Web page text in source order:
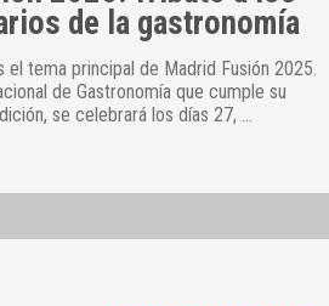
de la gastronomía
el tema principal de Madrid Fusión 2025.
de Gastronomía que cumple su
se celebrará los días 27,